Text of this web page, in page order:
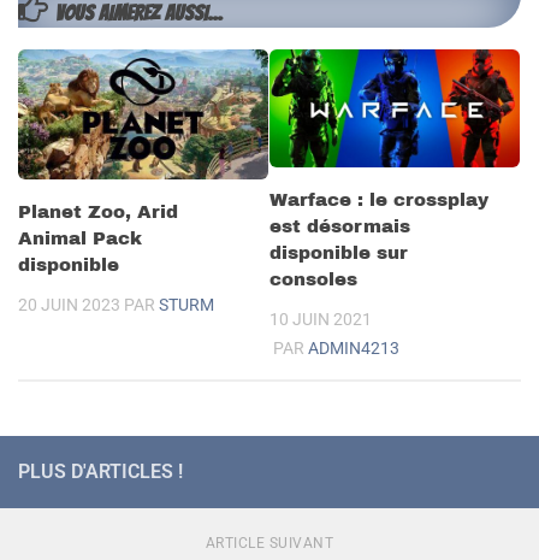
VOUS AIMEREZ AUSSI...
Planet Zoo, Arid
Animal Pack
disponible
20 JUIN 2023 PAR STURM
Warface : le crossplay
est désormais
disponible sur
consoles
10 JUIN 2021
PAR ADMIN4213
PLUS D'ARTICLES !
ARTICLE SUIVANT